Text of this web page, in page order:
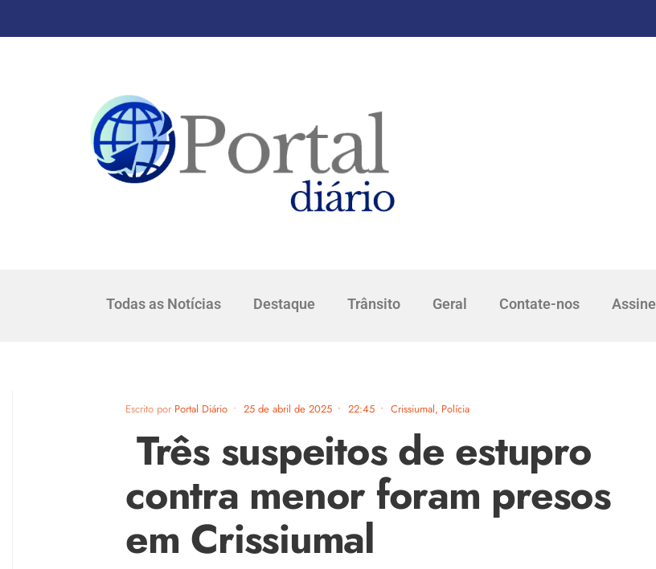
Todas as Notícias Destaque Trânsito Geral Contate-nos Assine
Escrito por Portal Diário • 25 de abril de 2025 • 22:45 • Crissiumal, Polícia
Três suspeitos de estupro
contra menor foram presos
em Crissiumal